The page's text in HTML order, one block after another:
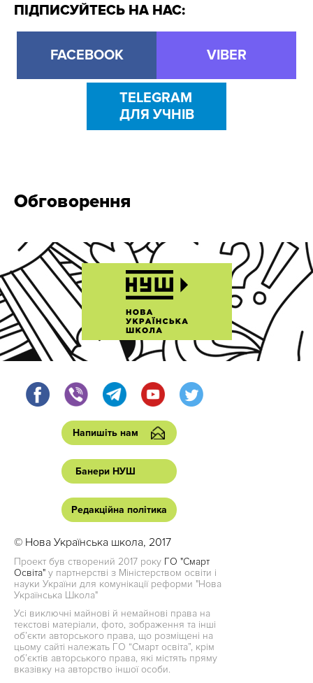
ПІДПИСУЙТЕСЬ НА НАС:
FACEBOOK VIBER
TELEGRAM
ДЛЯ УЧНІВ
Обговорення
Напишіть нам
Банери НУШ
Редакційна політика
© Нова Українська школа, 2017
Проект був створений 2017 року ГО "Смарт
Освіта" у партнерстві з Міністерством освіти і
науки України для комунікації реформи "Нова
Українська Школа"
Усі виключні майнові й немайнові права на
текстові матеріали, фото, зображення та інші
об’єкти авторського права, що розміщені на
цьому сайті належать ГО “Смарт освіта”, крім
об’єктів авторського права, які містять пряму
вказівку на авторство іншої особи.